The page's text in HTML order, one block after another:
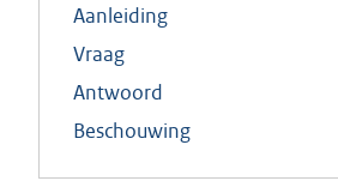
Aanleiding
Vraag
Antwoord
Beschouwing